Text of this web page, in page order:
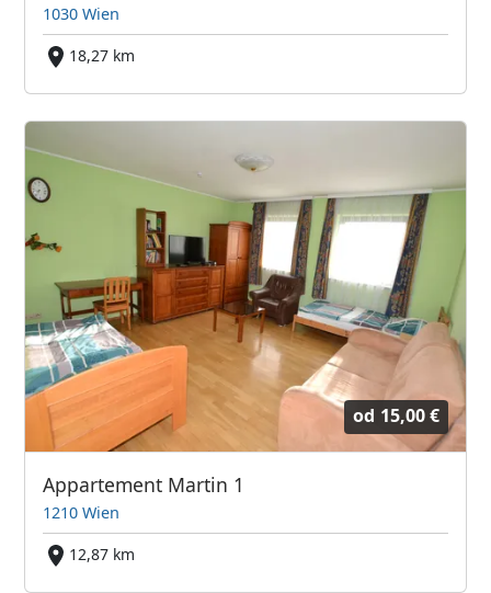
1030 Wien
18,27 km
od 15,00 €
Appartement Martin 1
1210 Wien
12,87 km